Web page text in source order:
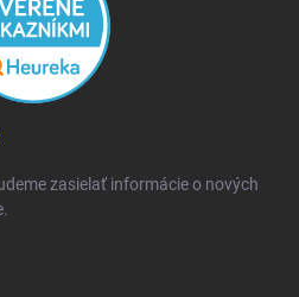
zasielať informácie o nových